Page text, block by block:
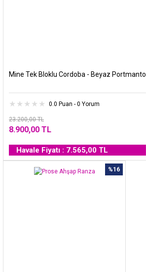
Mine Tek Bloklu Cordoba - Beyaz Portmanto
0.0 Puan - 0 Yorum
23.200,00 TL
8.900,00 TL
Havale Fiyatı : 7.565,00 TL
%16